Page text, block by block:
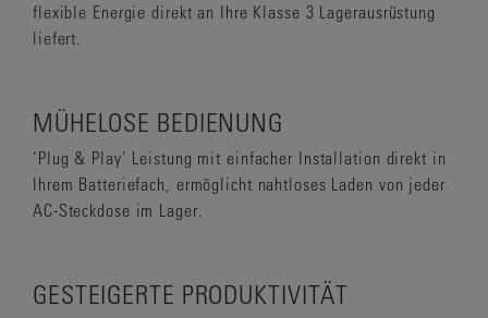
flexible Energie direkt an Ihre Klasse 3 Lagerausrüstung
liefert.
MÜHELOSE BEDIENUNG
‘Plug & Play’ Leistung mit einfacher Installation direkt in
Ihrem Batteriefach, ermöglicht nahtloses Laden von jeder
AC-Steckdose im Lager.
GESTEIGERTE PRODUKTIVITÄT